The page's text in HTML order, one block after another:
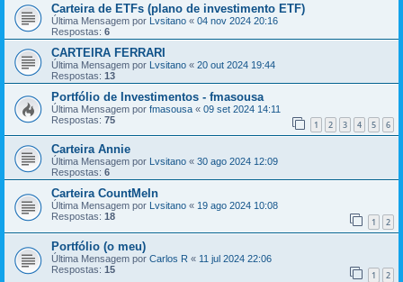
Carteira de ETFs (plano de investimento ETF)
Última Mensagem por Lvsitano « 04 nov 2024 20:16
Respostas: 6
CARTEIRA FERRARI
Última Mensagem por Lvsitano « 20 out 2024 19:44
Respostas: 13
Portfólio de Investimentos - fmasousa
Última Mensagem por fmasousa « 09 set 2024 14:11
Respostas: 75 1 2 3 4 5 6
Carteira Annie
Última Mensagem por Lvsitano « 30 ago 2024 12:09
Respostas: 6
Carteira CountMeIn
Última Mensagem por Lvsitano « 19 ago 2024 10:08
Respostas: 18 1 2
Portfólio (o meu)
Última Mensagem por Carlos R « 11 jul 2024 22:06
Respostas: 15 1 2